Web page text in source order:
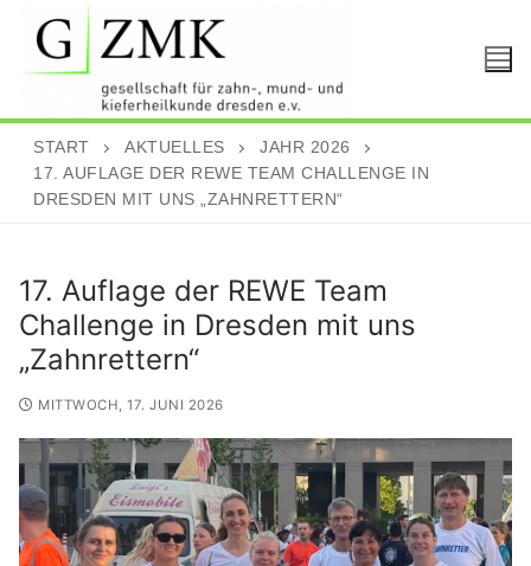
content
START AKTUELLES
JAHR 2026
17. AUFLAGE DER REWE TEAM CHALLENGE IN
DRESDEN MIT UNS „ZAHNRETTERN“
17. Auflage der REWE Team
Challenge in Dresden mit uns
„Zahnrettern“
MITTWOCH, 17. JUNI 2026